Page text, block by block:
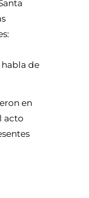
habla de
en
acto